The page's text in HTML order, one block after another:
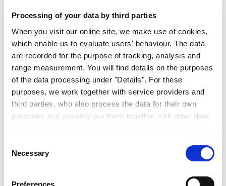
Processing of your data by third parties
When you visit our online site, we make use of cookies,
which enable us to evaluate users' behaviour. The data
are recorded for the purpose of tracking, analysis and
range measurement. You will find details on the purposes
of the data processing under "Details". For these
purposes, we work together with service providers and
third parties, who also process the data for their own
purposes and possibly put them together with other data.
By clicking the "Accept all cookies" button or by selecting
consent to the processing of your data for the purposes
in question. It is voluntary, is not necessary in order to
make use of the online site and can be revoked for the
Selection
Necessary
Preferences
HISTOIRE
1964
1977